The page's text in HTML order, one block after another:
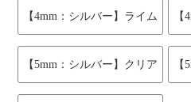
【4mm：シルバー】ライム
【5mm：シルバー】クリア